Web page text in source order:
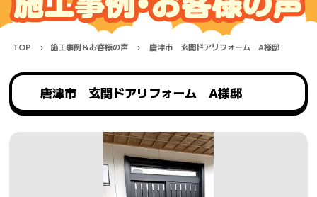
TOP 施工事例＆お客様の声 唐津市 玄関ドアリフォーム A様邸
唐津市 玄関ドアリフォーム A様邸